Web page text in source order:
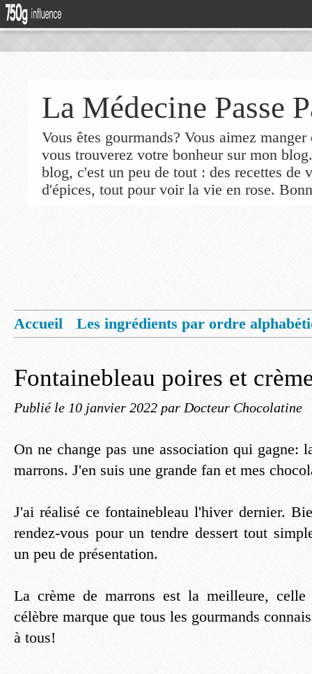
La Médecine Passe
Vous êtes gourmands? Vous aimez
vous trouverez votre bonheur sur mon
blog, c'est un peu de tout : des recettes de
d'épices, tout pour voir la vie en rose.
Accueil
Les ingrédients par ordre
Fontainebleau poires et
Publié le 10 janvier 2022 par Docteur Chocolatine
On ne change pas une association qui gagne:
marrons. J'en suis une grande fan et mes
J'ai réalisé ce fontainebleau l'hiver dernier.
rendez-vous pour un tendre dessert tout
un peu de présentation.
La crème de marrons est la meilleure,
célèbre marque que tous les gourmands
à tous!